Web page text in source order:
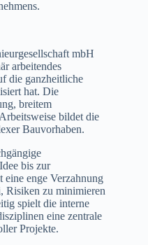
mbH
arbeitendes
die ganzheitliche
hat. Die
breitem
bildet die
Bauvorhaben.
bis zur
enge Verzahnung
Risiken zu minimieren
spielt die interne
eine zentrale
Projekte.